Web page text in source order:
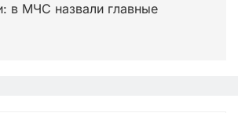
в МЧС назвали главные